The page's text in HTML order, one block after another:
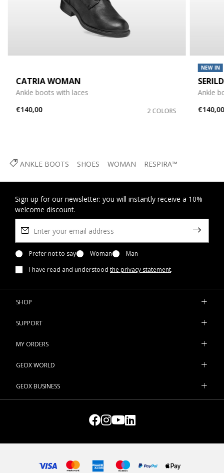
ANKLE BOOTS SHOES WOMAN RESPIRA™
CATRIA WOMAN
Ankle boots with laces
€140,00
2 COLORS
NEW IN
Ankle
€140,00
Sign up for our newsletter: you will instantly receive a 10%
welcome discount.
Prefer not to say Woman
Man
I have read and understood the privacy statement.
SHOP
SUPPORT
MY ORDERS
GEOX WORLD
GEOX BUSINESS